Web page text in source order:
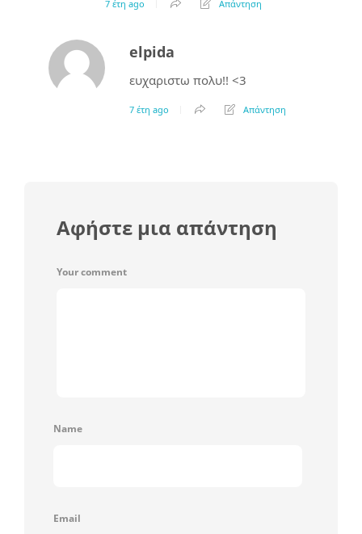
7 έτη ago Απάντηση
elpida
ευχαριστω πολυ!! <3
7 έτη ago Απάντηση
Αφήστε μια απάντηση
Your comment
Name
Email